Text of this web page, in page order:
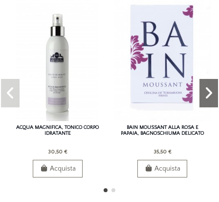
ACQUA MAGNIFICA, TONICO CORPO
IDRATANTE
30,50 €
Acquista
BAIN MOUSSANT ALLA ROSA E
PAPAIA, BAGNOSCHIUMA DELICATO
35,50 €
Acquista